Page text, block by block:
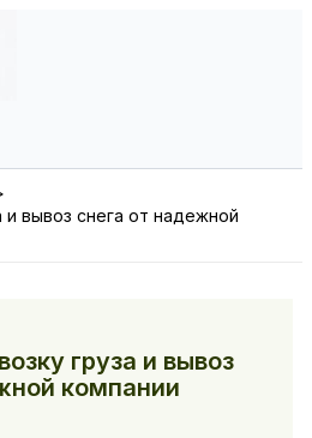
и вывоз снега от надежной
груза и вывоз
компании